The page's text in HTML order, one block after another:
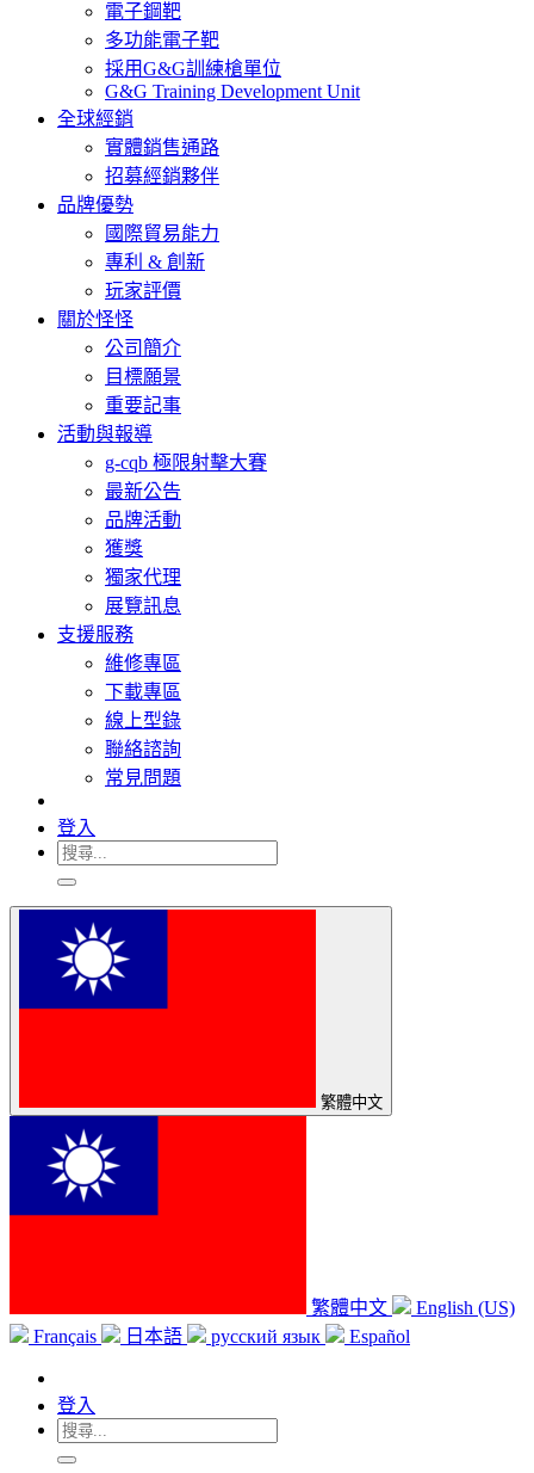
電子鋼靶
多功能電子靶
採用G&G訓練槍單位
G&G Training Development Unit
全球經銷
實體銷售通路
招募經銷夥伴
品牌優勢
國際貿易能力
專利 & 創新
玩家評價
關於怪怪
公司簡介
目標願景
重要記事
活動與報導
g-cqb 極限射擊大賽
最新公告
品牌活動
獲獎
獨家代理
展覽訊息
支援服務
維修專區
下載專區
線上型錄
聯絡諮詢
常見問題
登入
繁體中文
繁體中文
English (US)
Français
日本語 русский язык Español
登入